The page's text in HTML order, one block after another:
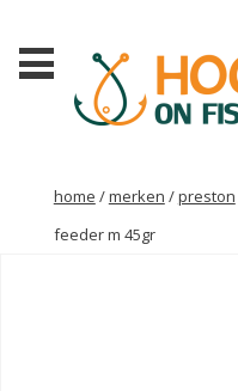
home /merken /preston
feeder m 45gr